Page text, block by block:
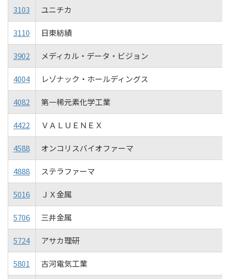
3103 ユニチカ
3110 日東紡績
3902 メディカル・データ・ビジョン
4004 レゾナック・ホールディングス
4082 第一稀元素化学工業
4422 ＶＡＬＵＥＮＥＸ
4588 オンコリスバイオファーマ
4888 ステラファーマ
5016 ＪＸ金属
5706 三井金属
5724 アサカ理研
5801 古河電気工業